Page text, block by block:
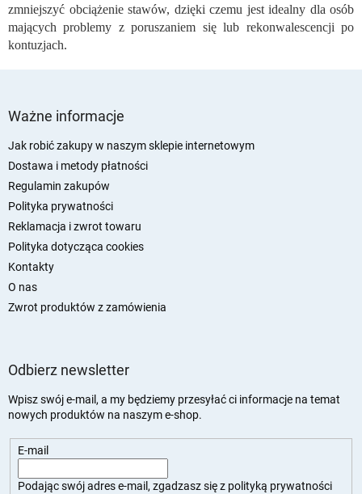
zmniejszyć obciążenie stawów, dzięki czemu jest idealny dla osób
mających problemy z poruszaniem się lub rekonwalescencji po
kontuzjach.
Ważne informacje
Jak robić zakupy w naszym sklepie internetowym
Dostawa i metody płatności
Regulamin zakupów
Polityka prywatności
Reklamacja i zwrot towaru
Polityka dotycząca cookies
Kontakty
O nas
Zwrot produktów z zamówienia
Odbierz newsletter
Wpisz swój e-mail, a my będziemy przesyłać ci informacje na temat
nowych produktów na naszym e-shop.
E-mail
Podając swój adres e-mail, zgadzasz się z polityką prywatności